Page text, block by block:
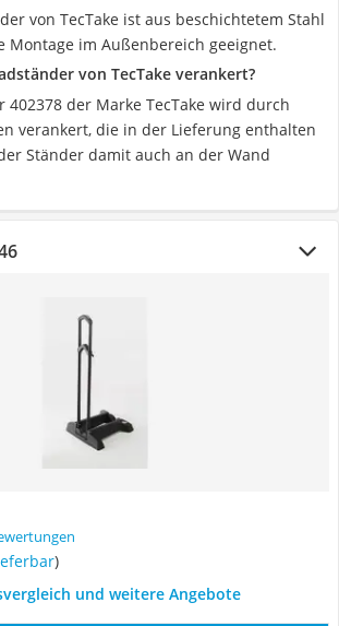
von TecTake ist aus beschichtetem Stahl
Montage im Außenbereich geeignet.
von TecTake verankert?
402378 der Marke TecTake wird durch
verankert, die in der Lieferung enthalten
Ständer damit auch an der Wand
)
und weitere Angebote